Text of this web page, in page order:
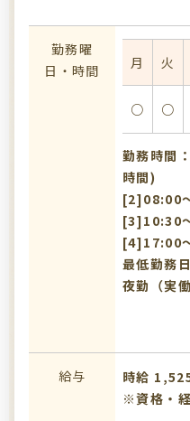
勤務曜
日・時間
月 火
○ ○
勤務時間
時間)
[2]08:00
[3]10:30
[4]17:00
最低勤務
夜勤（実
給与
時給
※資格・経